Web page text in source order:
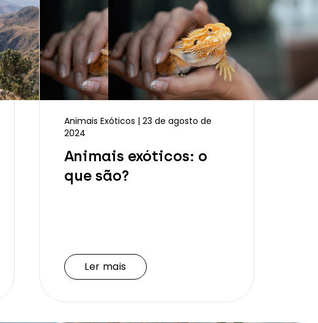
Animais Exóticos | 23 de agosto de
2024
Animais exóticos: o
que são?
Ler mais